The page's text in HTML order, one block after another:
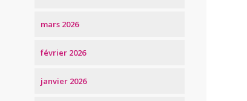
mars 2026
février 2026
janvier 2026